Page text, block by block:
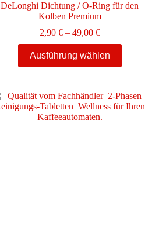
DeLonghi Dichtung / O-Ring für den
Kolben Premium
2,90 € – 49,00 €Preisspanne:
2,90 €
bis
Ausführung wählen
Produkt
weist
Varianten
auf.
Die
Optionen